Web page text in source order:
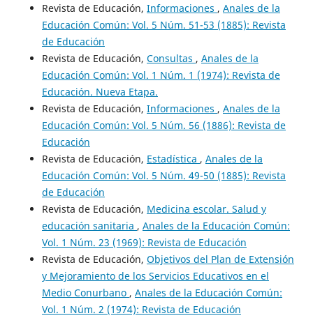
Revista de Educación, Informaciones , Anales de la
Educación Común: Vol. 5 Núm. 51-53 (1885): Revista
de Educación
Revista de Educación, Consultas , Anales de la
Educación Común: Vol. 1 Núm. 1 (1974): Revista de
Educación. Nueva Etapa.
Revista de Educación, Informaciones , Anales de la
Educación Común: Vol. 5 Núm. 56 (1886): Revista de
Educación
Revista de Educación, Estadística , Anales de la
Educación Común: Vol. 5 Núm. 49-50 (1885): Revista
de Educación
Revista de Educación, Medicina escolar. Salud y
educación sanitaria , Anales de la Educación Común:
Vol. 1 Núm. 23 (1969): Revista de Educación
Revista de Educación, Objetivos del Plan de Extensión
y Mejoramiento de los Servicios Educativos en el
Medio Conurbano , Anales de la Educación Común:
Vol. 1 Núm. 2 (1974): Revista de Educación